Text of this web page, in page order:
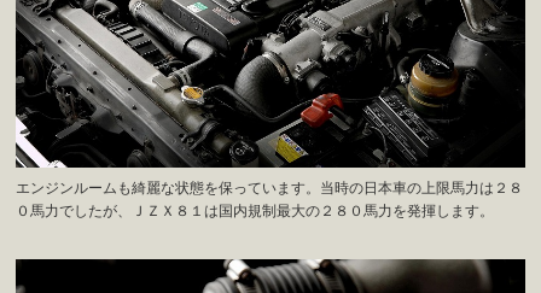
エンジンルームも綺麗な状態を保っています。当時の日本車の上限馬力は２８
０馬力でしたが、ＪＺＸ８１は国内規制最大の２８０馬力を発揮します。